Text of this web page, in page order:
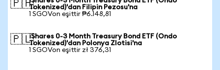
🇵🇭Tokenized)'dan Filipin Pezosu'na
1 SGOVon eşittir ₱6.148,81
🇵🇱iShares 0-3 Month Treasury Bond ETF (Ondo
Tokenized)'dan Polonya Zlotisi'na
1 SGOVon eşittir zł 376,31